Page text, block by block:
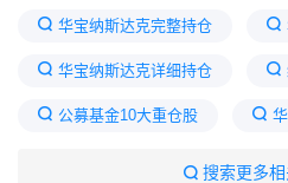
华宝纳斯达克完整持仓
华宝纳斯达克详细持仓
公募基金10大重仓股
纳
搜索更多